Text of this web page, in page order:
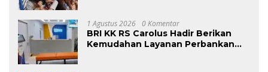
Warga Kurang Mampu
1 Agustus 2026 0 Komentar
BRI KK RS Carolus Hadir Berikan
Kemudahan Layanan Perbankan